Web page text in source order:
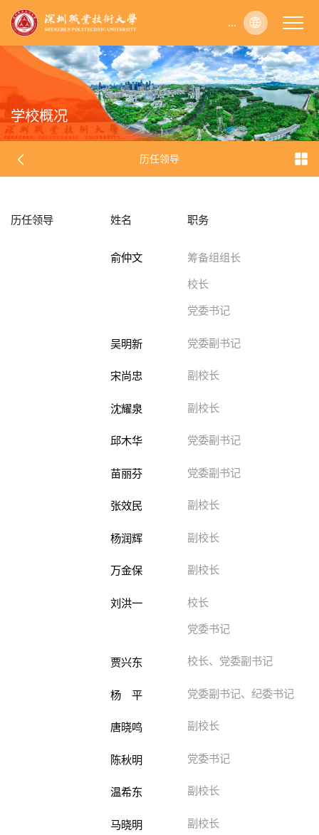
...
...
...
...
...
...
...
...
...
...
...
...
...
...
...
...
...
...
...
...
...
...
...
...
...
...
...
...
...
...
...
...
...
...
...
...
...
...
...
...
...
...
...
...
...
...
...
...
...
...
...
...
...
...
...
...
...
...
...
...
...
...
...
...
...
...
...
...
...
...
...
...
...
...
...
...
...
...
...
...
...
...
...
...
...
...
...
...
...
...
...
...
...
...
...
...
...